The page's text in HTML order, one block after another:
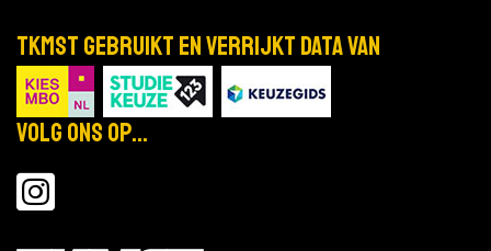
TKMST gebruikt en verrijkt data van
Volg ons op...